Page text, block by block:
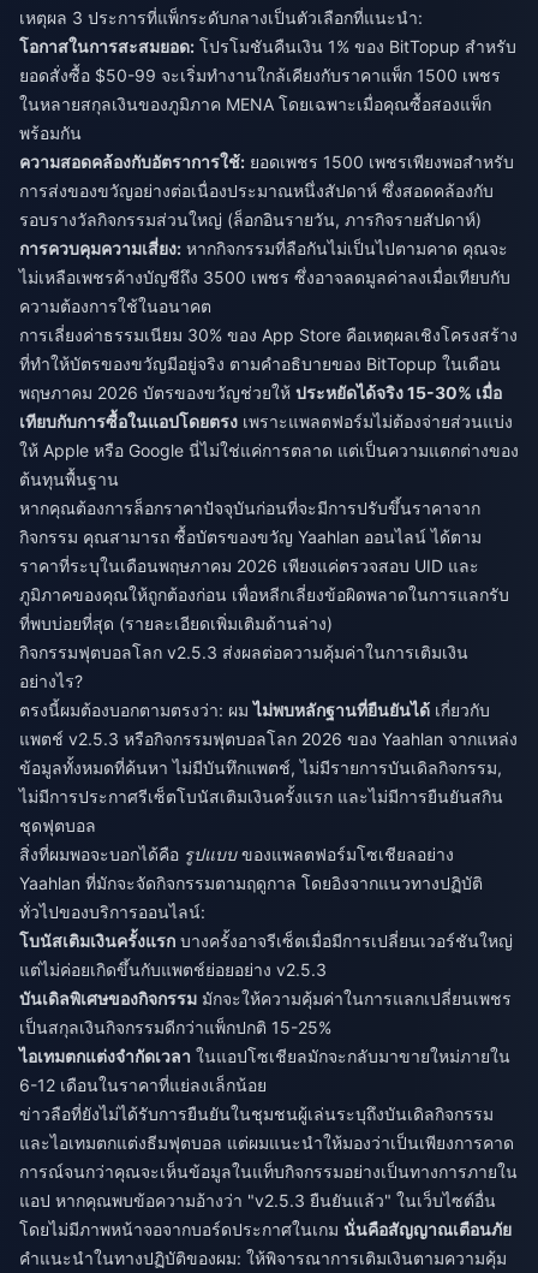
เหตุผล 3 ประการที่แพ็กระดับกลางเป็นตัวเลือกที่แนะนำ:
โอกาสในการสะสมยอด: โปรโมชันคืนเงิน 1% ของ BitTopup สำหรับ
ยอดสั่งซื้อ $50-99 จะเริ่มทำงานใกล้เคียงกับราคาแพ็ก 1500 เพชร
ในหลายสกุลเงินของภูมิภาค MENA โดยเฉพาะเมื่อคุณซื้อสองแพ็ก
พร้อมกัน
ความสอดคล้องกับอัตราการใช้: ยอดเพชร 1500 เพชรเพียงพอสำหรับ
การส่งของขวัญอย่างต่อเนื่องประมาณหนึ่งสัปดาห์ ซึ่งสอดคล้องกับ
รอบรางวัลกิจกรรมส่วนใหญ่ (ล็อกอินรายวัน, ภารกิจรายสัปดาห์)
การควบคุมความเสี่ยง: หากกิจกรรมที่ลือกันไม่เป็นไปตามคาด คุณจะ
ไม่เหลือเพชรค้างบัญชีถึง 3500 เพชร ซึ่งอาจลดมูลค่าลงเมื่อเทียบกับ
ความต้องการใช้ในอนาคต
การเลี่ยงค่าธรรมเนียม 30% ของ App Store คือเหตุผลเชิงโครงสร้าง
ที่ทำให้บัตรของขวัญมีอยู่จริง ตามคำอธิบายของ BitTopup ในเดือน
พฤษภาคม 2026 บัตรของขวัญช่วยให้ ประหยัดได้จริง 15-30% เมื่อ
เทียบกับการซื้อในแอปโดยตรง เพราะแพลตฟอร์มไม่ต้องจ่ายส่วนแบ่ง
ให้ Apple หรือ Google นี่ไม่ใช่แค่การตลาด แต่เป็นความแตกต่างของ
ต้นทุนพื้นฐาน
หากคุณต้องการล็อกราคาปัจจุบันก่อนที่จะมีการปรับขึ้นราคาจาก
กิจกรรม คุณสามารถ ซื้อบัตรของขวัญ Yaahlan ออนไลน์ได้ตาม
ราคาที่ระบุในเดือนพฤษภาคม 2026 เพียงแค่ตรวจสอบ UID และ
ภูมิภาคของคุณให้ถูกต้องก่อน เพื่อหลีกเลี่ยงข้อผิดพลาดในการแลกรับ
ที่พบบ่อยที่สุด (รายละเอียดเพิ่มเติมด้านล่าง)
กิจกรรมฟุตบอลโลก v2.5.3 ส่งผลต่อความคุ้มค่าในการเติมเงิน
อย่างไร?
ตรงนี้ผมต้องบอกตามตรงว่า: ผมไม่พบหลักฐานที่ยืนยันได้ เกี่ยวกับ
แพตช์ v2.5.3 หรือกิจกรรมฟุตบอลโลก 2026 ของ Yaahlan จากแหล่ง
ข้อมูลทั้งหมดที่ค้นหา ไม่มีบันทึกแพตช์, ไม่มีรายการบันเดิลกิจกรรม,
ไม่มีการประกาศรีเซ็ตโบนัสเติมเงินครั้งแรก และไม่มีการยืนยันสกิน
ชุดฟุตบอล
สิ่งที่ผมพอจะบอกได้คือ รูปแบบของแพลตฟอร์มโซเชียลอย่าง
Yaahlan ที่มักจะจัดกิจกรรมตามฤดูกาล โดยอิงจากแนวทางปฏิบัติ
ทั่วไปของบริการออนไลน์:
โบนัสเติมเงินครั้งแรก บางครั้งอาจรีเซ็ตเมื่อมีการเปลี่ยนเวอร์ชันใหญ่
แต่ไม่ค่อยเกิดขึ้นกับแพตช์ย่อยอย่าง v2.5.3
บันเดิลพิเศษของกิจกรรม มักจะให้ความคุ้มค่าในการแลกเปลี่ยนเพชร
เป็นสกุลเงินกิจกรรมดีกว่าแพ็กปกติ 15-25%
ไอเทมตกแต่งจำกัดเวลา ในแอปโซเชียลมักจะกลับมาขายใหม่ภายใน
6-12 เดือนในราคาที่แย่ลงเล็กน้อย
ข่าวลือที่ยังไม่ได้รับการยืนยันในชุมชนผู้เล่นระบุถึงบันเดิลกิจกรรม
และไอเทมตกแต่งธีมฟุตบอล แต่ผมแนะนำให้มองว่าเป็นเพียงการคาด
การณ์จนกว่าคุณจะเห็นข้อมูลในแท็บกิจกรรมอย่างเป็นทางการภายใน
แอป หากคุณพบข้อความอ้างว่า "v2.5.3 ยืนยันแล้ว" ในเว็บไซต์อื่น
โดยไม่มีภาพหน้าจอจากบอร์ดประกาศในเกม นั่นคือสัญญาณเตือนภัย
คำแนะนำในทางปฏิบัติของผม: ให้พิจารณาการเติมเงินตามความคุ้ม